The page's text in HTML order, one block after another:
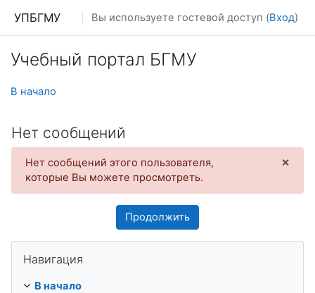
УПБГМУ Вы используете гостевой доступ (Вход)
Учебный портал БГМУ
В начало
Нет сообщений
Нет сообщений этого пользователя,
которые Вы можете просмотреть.
×
Продолжить
Навигация
В начало